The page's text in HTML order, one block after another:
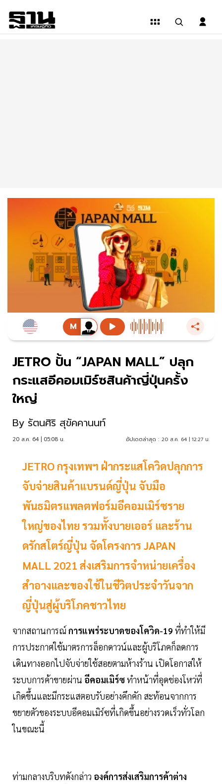
JETRO ปั้น “JAPAN MALL” ปลุก
กระแสอีคอมเมิร์ซสินค้าญี่ปุ่นครั้ง
ใหญ่
By รัตนศิริ สุขัคคานนท์
20 ส.ค. 64 | 05:08 น. อัปเดตล่าสุด : 20 ส.ค. 64 | 12:27 น.
JETRO กรุงเทพฯ ฝ่ากระแสโควิดปลุกการ
จับจ่ายสินค้าแบรนด์ญี่ปุ่น จับมือ
พันธมิตรแพลตฟอร์มอีคอมเมิร์ซราย
ใหญ่ของไทย รวมทั้งบายเออร์ และร้าน
ดรักสโตร์ญี่ปุ่น จัดโครงการ JAPAN
MALL 2021 ส่งเสริมการจำหน่ายเครื่อง
สำอางและของใช้ในชีวิตประจำวันจาก
ญี่ปุ่นสู่ผู้บริโภคชาวไทย
จากสถานการณ์ การแพร่ระบาดของโควิด-19 ที่ทำให้มี
การประกาศใช้มาตรการล็อกดาวน์และผู้บริโภคก็ลดการ
เดินทางออกไปจับจ่ายใช้สอยตามห้างร้าน เปิดโอกาสให้
ระบบการค้าขายผ่าน อีคอมเมิร์ซทำหน้าที่อุดช่องโหว่ที่
เกิดขึ้นและมีกระแสตอบรับอย่างคึกคัก สะท้อนจากการ
ขยายตัวของระบบอีคอมเมิร์ซที่เกิดขึ้นอย่างรวดเร็วทั่วโลก
ในขณะนี้
ท่ามกลางบริบทดังกล่าว องค์การส่งเสริมการค้าต่าง